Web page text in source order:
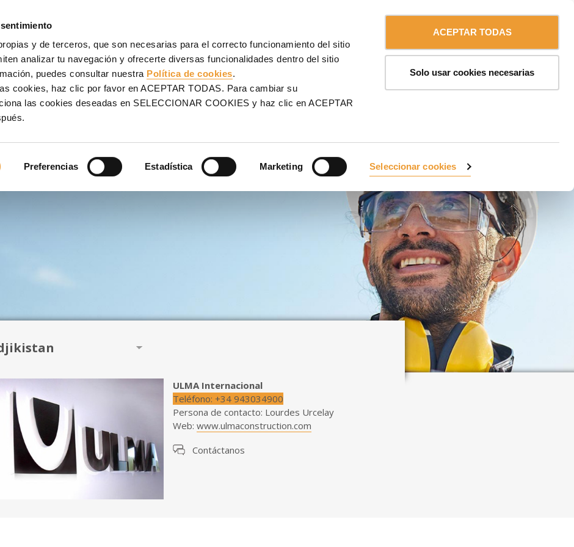
y de terceros, que son necesarias para el correcto funcionamiento del sitio
analizar tu navegación y ofrecerte diversas funcionalidades dentro del sitio
puedes consultar nuestra Política de cookies.
cookies, haz clic por favor en ACEPTAR TODAS. Para cambiar su
las cookies deseadas en SELECCIONAR COOKIES y haz clic en ACEPTAR
Preferencias Estadística Marketing Seleccionar cookies
ACEPTAR TODAS
Solo usar cookies necesarias
ENCOFRADOS
CONTÁCTANOS
te ayudamos a encontrar tu
ULMA Internacional
Teléfono: +34 943034900
Persona de contacto: Lourdes Urcelay
Web: www.ulmaconstruction.com
Contáctanos